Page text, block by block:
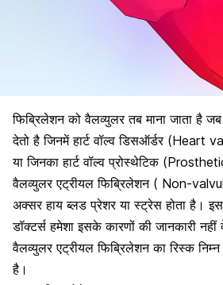
फिब्रिलेशन को वैलव्युलर तब माना जाता है
देतो है जिनमें हार्ट वॉल्व डिसऑर्डर (Heart
या जिनका हार्ट वॉल्व प्रोस्थेटिक
वैलव्युलर एट्रीयल फिब्रिलेशन ( Non-
अक्सर हाय ब्लड प्रेशर या स्ट्रेस होता है।
डॉक्टर्स हमेशा इसके कारणों की जानकारी नहीं
वैलव्युलर एट्रीयल फिब्रिलेशन का रिस्क निम्न
है।